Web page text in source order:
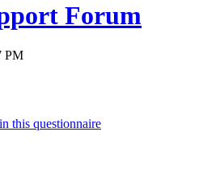
Forum
PM
in this questionnaire